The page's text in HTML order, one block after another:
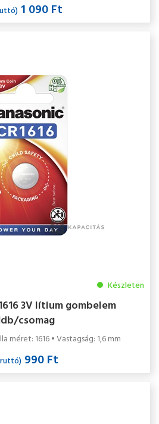
1 090 Ft
Készleten
3V lítium gombelem
csomag
méret: 1616 • Vastagság: 1,6 mm
990 Ft